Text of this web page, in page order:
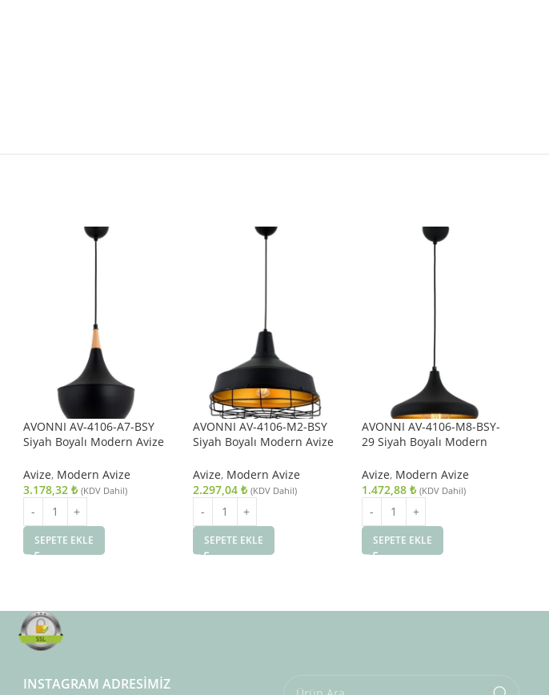
AVONNI AV-4106-A7-BSY
Siyah Boyalı Modern Avize
Avize, Modern Avize
3.178,32 ₺ (KDV Dahil)
SEPETE EKLE
AVONNI AV-4106-M2-BSY
Siyah Boyalı Modern Avize
Avize, Modern Avize
2.297,04 ₺ (KDV Dahil)
SEPETE EKLE
AVONNI AV-4106-M8-BSY-
29 Siyah Boyalı Modern
Avize, Modern Avize
1.472,88₺ (KDV Dahil)
SEPETE EKLE
INSTAGRAM ADRESIMIZ